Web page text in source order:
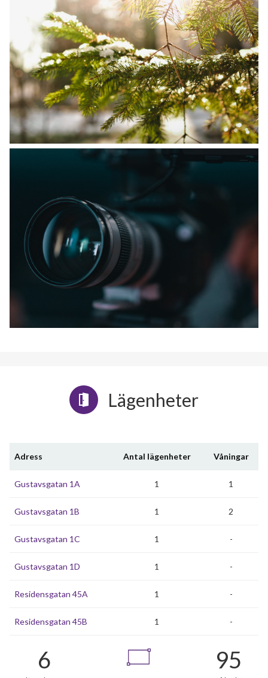
Lägenheter
Adress Antal lägenheter Våningar
Gustavsgatan 1A 1 1
Gustavsgatan 1B 1 2
Gustavsgatan 1C 1 -
Gustavsgatan 1D 1 -
Residensgatan 45A 1 -
Residensgatan 45B 1 -